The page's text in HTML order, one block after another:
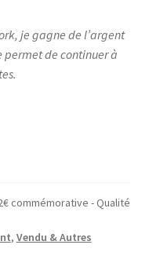
je gagne de l’argent
permet de continuer à
commémorative - Qualité
, Vendu & Autres